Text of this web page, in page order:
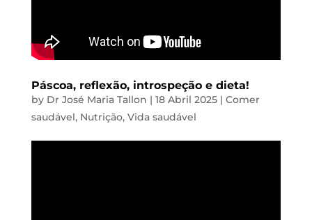
Páscoa, reflexão, introspeção e dieta!
by Dr José Maria Tallon | 18 Abril 2025| Comer
saudável, Nutrição, Vida saudável